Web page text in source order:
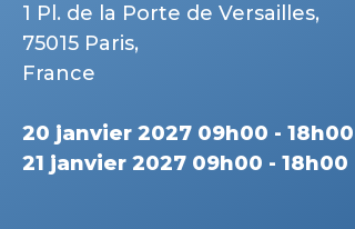
1 Pl. de la Porte de Versailles,
75015 Paris,
France
20 janvier 2027 09h00 - 18h00
21 janvier 2027 09h00 - 18h00